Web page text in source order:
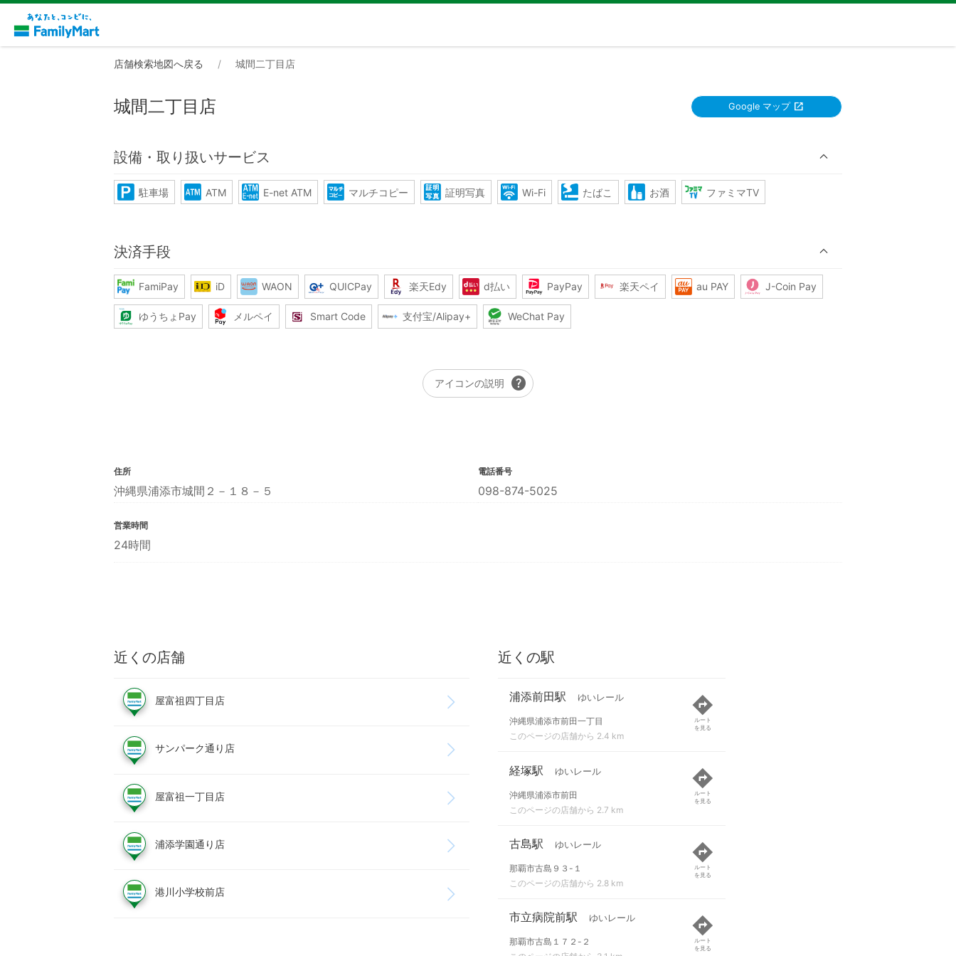
店舗検索地図へ戻る 城間二丁目店
城間二丁目店 Google マップ
設備・取り扱いサービス
駐車場 ATM E-net ATM マルチコピー 証明写真 Wi-Fi たばこ お酒 ファミマTV
決済手段
FamiPay iD WAON QUICPay 楽天Edy d払い PayPay 楽天ペイ au PAY J-Coin Pay
ゆうちょPay メルペイ Smart Code 支付宝/Alipay+ WeChat Pay
アイコンの説明 help
住所
沖縄県浦添市城間２－１８－５
電話番号
098-874-5025
営業時間
24時間
近くの店舗
屋富祖四丁目店
サンパーク通り店
屋富祖一丁目店
浦添学園通り店
港川小学校前店
近くの駅
浦添前田駅 ゆいレール
沖縄県浦添市前田一丁目
このページの店舗から 2.4 km
ルート
を見る
経塚駅 ゆいレール
沖縄県浦添市前田
このページの店舗から 2.7 km
ルート
を見る
古島駅 ゆいレール
那覇市古島９３-１
このページの店舗から 2.8 km
ルート
を見る
市立病院前駅 ゆいレール
那覇市古島１７２-２
ルート
を見る